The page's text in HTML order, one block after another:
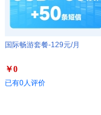
国际畅游套餐-129元/月
￥0
已有0人评价